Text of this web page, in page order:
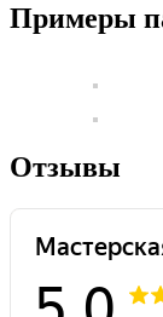
Примеры
Отзывы